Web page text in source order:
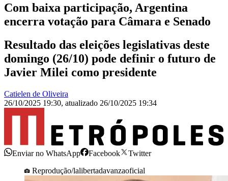
Com baixa participação, Argentina
encerra votação para Câmara e Senado
Resultado das eleições legislativas deste
domingo (26/10) pode definir o futuro de
Javier Milei como presidente
Catielen de Oliveira
26/10/2025 19:30, atualizado 26/10/2025 19:34
Enviar no WhatsApp Facebook
Twitter
Reprodução/lalibertadavanzaoficial